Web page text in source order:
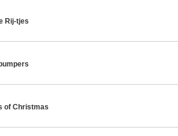
Rij-tjes
of Christmas